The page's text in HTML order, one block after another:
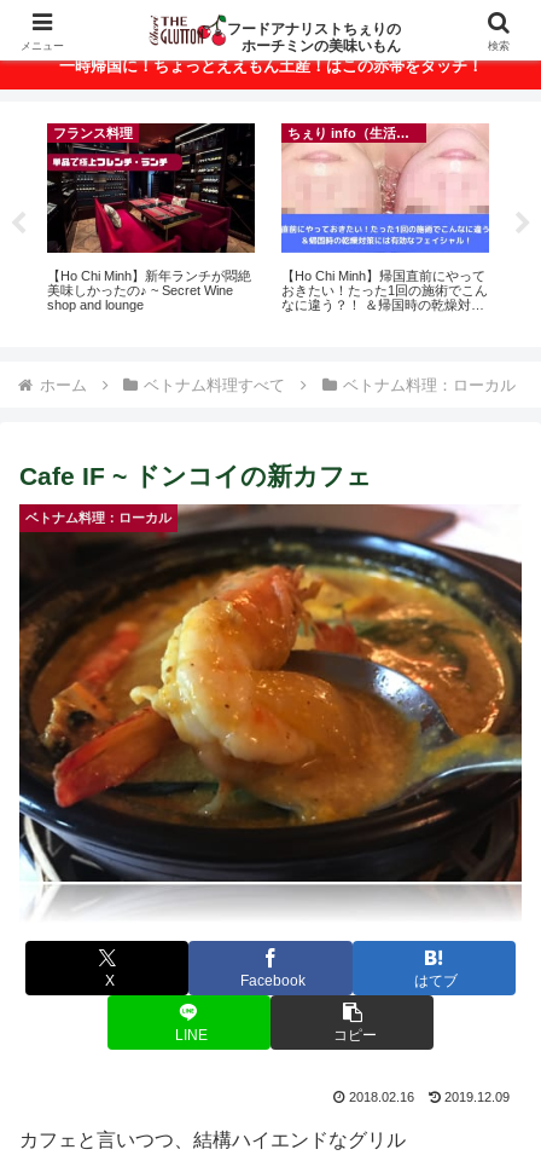
ベトナム・ホーチミンの美味いもんが満載！
一時帰国に！ちょっとええもん土産！はこの赤帯をタッチ！
フランス料理
【Ho Chi Minh】新年ランチが悶絶
美味しかったの♪ ~ Secret Wine
shop and lounge
ちぇり info（生活情報）
【Ho Chi Minh】帰国直前にやって
おきたい！たった1回の施術でこん
なに違う？！ ＆帰国時の乾燥対策
ホーム ベトナム料理すべて ベトナム料理：ローカル
Cafe IF ~ ドンコイの新カフェ
ベトナム料理：ローカル
X Facebook はてブ
LINE コピー
2018.02.16 2019.12.09
カフェと言いつつ、結構ハイエンドなグリル
メニュー
フードアナリストちぇりの
ホーチミンの美味いもん
検索